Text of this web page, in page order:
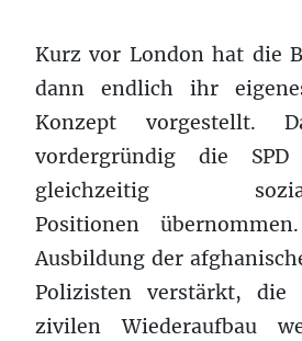
Kurz vor London hat die
dann endlich ihr
Konzept vorgestellt.
vordergründig die
gleichzeitig
Positionen
Ausbildung der
Polizisten verstärkt,
zivilen Wiederaufbau